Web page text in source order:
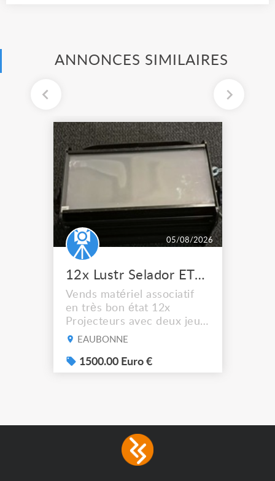
ANNONCES SIMILAIRES
05/08/2026
12x Lustr Selador ETC Led 7x colors filtres
Vends matériel associatif
en très bon état 12x
Projecteurs avec deux jeux
de filtre filtre Lustr Selador
system – seven colour
LEDs providing the
consumption The
permanence of a 50,000-
EAUBONNE
1500.00 Euro €